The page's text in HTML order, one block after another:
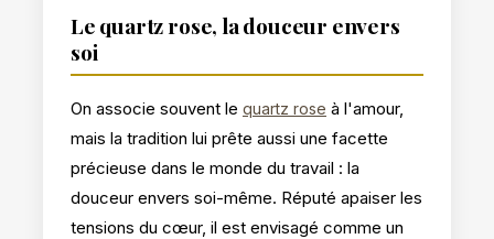
Le quartz rose, la douceur envers
soi
On associe souvent le quartz rose à l'amour,
mais la tradition lui prête aussi une facette
précieuse dans le monde du travail : la
douceur envers soi-même. Réputé apaiser les
tensions du cœur, il est envisagé comme un